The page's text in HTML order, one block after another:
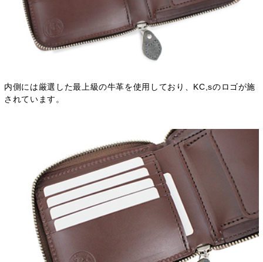
内側には厳選した最上級の牛革を使用しており、KC,sのロゴが施
されています。